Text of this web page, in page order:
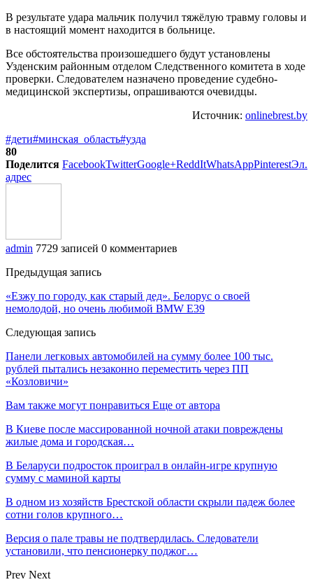
В результате удара мальчик получил тяжёлую травму головы и
в настоящий момент находится в больнице.
Все обстоятельства произошедшего будут установлены
Узденским районным отделом Следственного комитета в ходе
проверки. Следователем назначено проведение судебно-
медицинской экспертизы, опрашиваются очевидцы.
Источник: onlinebrest.by
#дети#минская_область#узда
80
Поделится FacebookTwitterGoogle+ReddItWhatsAppPinterestЭл.
адрес
admin 7729 записей 0 комментариев
Предыдущая запись
«Езжу по городу, как старый дед». Белорус о своей
немолодой, но очень любимой BMW E39
Следующая запись
Панели легковых автомобилей на сумму более 100 тыс.
рублей пытались незаконно переместить через ПП
«Козловичи»
Вам также могут понравиться Еще от автора
В Киеве после массированной ночной атаки повреждены
жилые дома и городская…
В Беларуси подросток проиграл в онлайн-игре крупную
сумму с маминой карты
В одном из хозяйств Брестской области скрыли падеж более
сотни голов крупного…
Версия о пале травы не подтвердилась. Следователи
установили, что пенсионерку поджог…
Prev Next